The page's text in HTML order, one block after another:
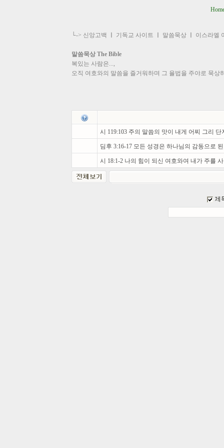
└-> 신앙고백 기독교 사이트 말씀묵상 이스라엘
말씀묵상 The Bible
복있는 사람은...,
오직 여호와의 말씀을 즐거워하며 그 율법을 주야로 묵상
시 119:103 주의 말씀의 맛이 내게 어찌 그리
딤후 3:16-17 모든 성경은 하나님의 감동으로
시 18:1-2 나의 힘이 되신 여호와여 내가 주를